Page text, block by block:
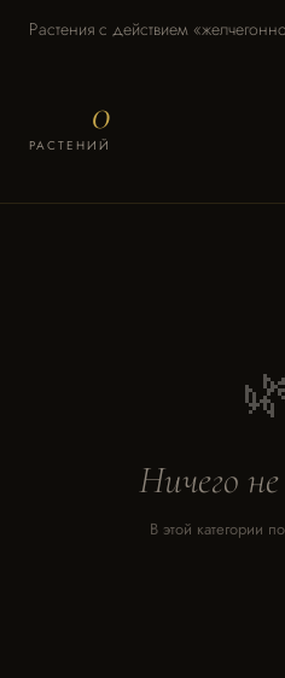
Растения с действием
0
РАСТЕНИЙ
Ничего
В этой категории